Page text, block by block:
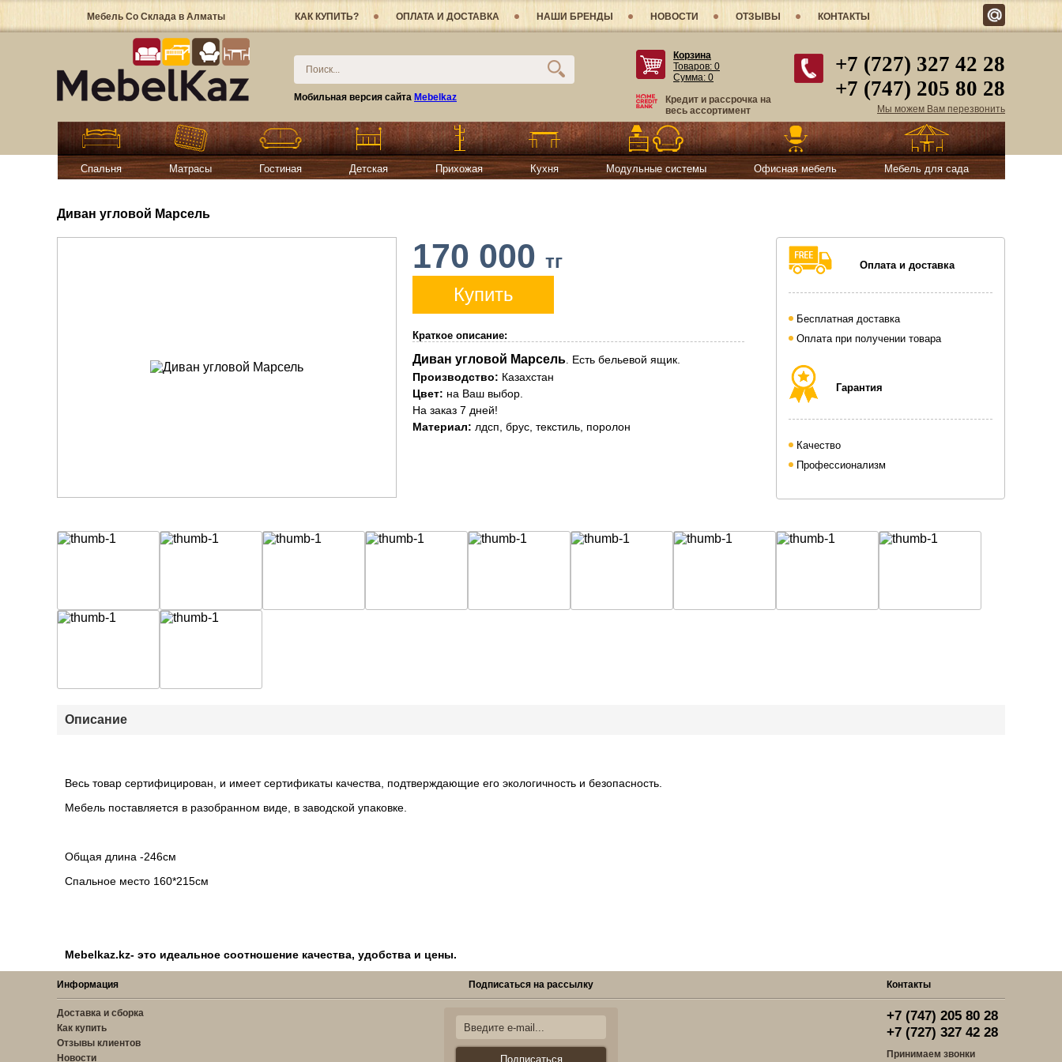
Мебель Со Склада в Алматы КАК КУПИТЬ? ОПЛАТА И ДОСТАВКА НАШИ БРЕНДЫ НОВОСТИ ОТЗЫВЫ КОНТАКТЫ
+7 (727) 327 42 28
+7 (747) 205 80 28
Мы можем Вам перезвонить
Корзина
Товаров: 0
Сумма: 0
Кредит и рассрочка на
весь ассортимент
Мобильная версия сайта Mebelkaz
Спальня Матрасы Гостиная Детская Прихожая Кухня Модульные системы Офисная мебель Мебель для сада
Диван угловой Марсель
170 000 тг
Купить
Краткое описание:
Диван угловой Марсель. Есть бельевой ящик.
Производство: Казахстан
Цвет: на Ваш выбор.
На заказ 7 дней!
Материал: лдсп, брус, текстиль, поролон
Оплата и доставка
Бесплатная доставка
Оплата при получении товара
Гарантия
Качество
Профессионализм
Описание
Весь товар сертифицирован, и имеет сертификаты качества, подтверждающие его экологичность и безопасность.
Мебель поставляется в разобранном виде, в заводской упаковке.
Общая длина -246см
Спальное место 160*215см
Mebelkaz.kz- это идеальное соотношение качества, удобства и цены.
Информация Контакты
Подписаться на рассылку
Доставка и сборка
Как купить
Отзывы клиентов
Новости
+7 (747) 205 80 28
+7 (727) 327 42 28
Принимаем звонки
Подписаться